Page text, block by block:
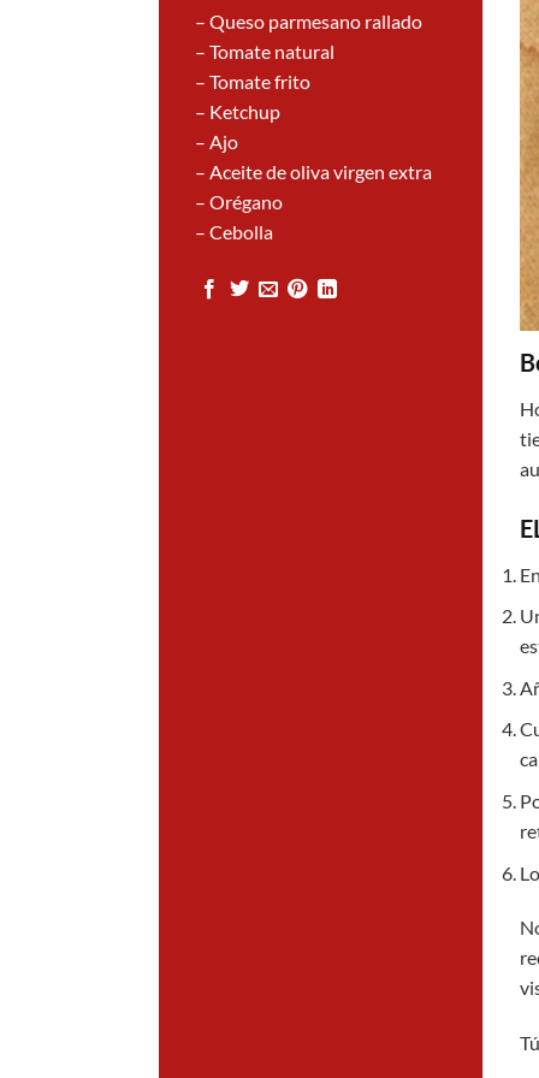
– Queso parmesano rallado
– Tomate natural
– Tomate frito
– Ketchup
– Ajo
– Aceite de oliva virgen extra
– Orégano
– Cebolla